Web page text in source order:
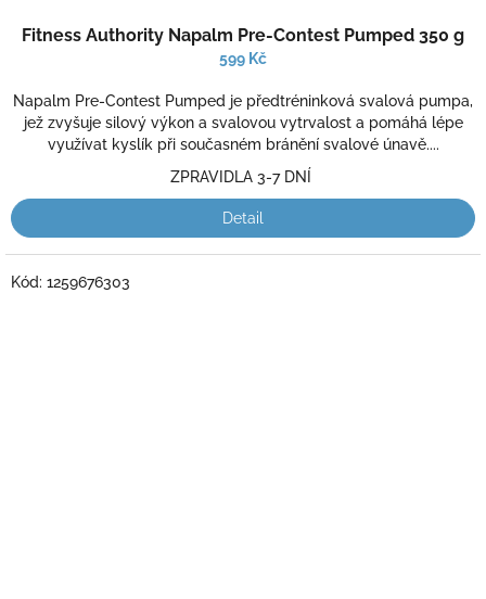
hodnocení
produktu
5,0
z
5
hvězdiček.
Fitness Authority Napalm Pre-Contest Pumped 350 g
599 Kč
Napalm Pre-Contest Pumped je předtréninková svalová pumpa,
jež zvyšuje silový výkon a svalovou vytrvalost a pomáhá lépe
využívat kyslík při současném bránění svalové únavě....
ZPRAVIDLA 3-7 DNÍ
Detail
Kód: 1259676303